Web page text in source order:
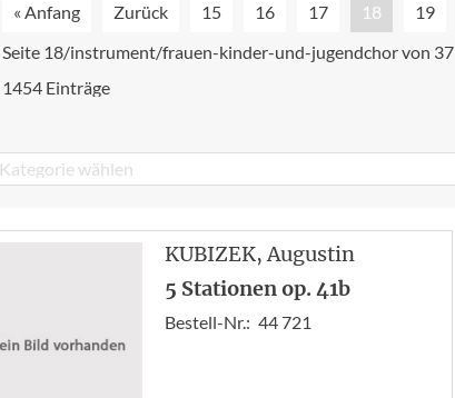
« Anfang Zurück 15 16 17 18 19
Seite 18/instrument/frauen-kinder-und-jugendchor von 37
1454 Einträge
Kategorie wählen
KUBIZEK, Augustin
5 Stationen op. 41b
Bestell-Nr.: 44 721